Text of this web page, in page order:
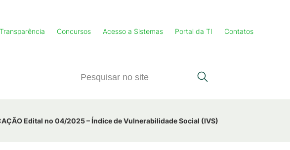
Transparência Concursos Acesso a Sistemas Portal da TI Contatos
Edital no 04/2025 – Índice de Vulnerabilidade Social (IVS)